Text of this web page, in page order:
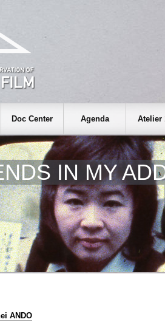
Doc Center Agenda Atelier
IN MY
ANDO